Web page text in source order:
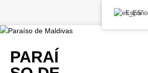
PARAÍ
Español